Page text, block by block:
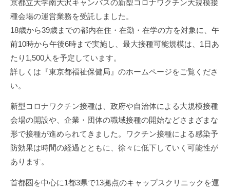
せ
の
総
量
を
化
す
る
は
ク
リ
ニ
ッ
チ
ェ
ー
ン
マ
a
m
i
n
京都立大学南大沢キャンパスの新型コロナワクチン大規模接
種会場の運営業務を受託しました。
18歳から39歳までの都内在住・在勤・在学の方を対象に、午
前10時から午後6時まで実施し、最大接種可能規模は、1日あ
たり1,500人を予定しています。
詳しくは『東京都福祉保健局』のホームページをご覧くださ
い。
新型コロナワクチン接種は、政府や自治体による大規模接種
会場の開設や、企業・団体の職域接種の開始などさまざまな
形で接種が進められてきました。ワクチン接種による感染予
防効果は時間の経過とともに、徐々に低下していく可能性が
あります。
首都圏を中心に1都3県で13拠点のキャップスクリニックを運
化
す
る